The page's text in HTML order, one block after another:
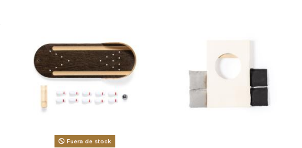
Fuera de stock